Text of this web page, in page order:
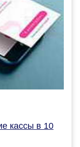
кассы в 10